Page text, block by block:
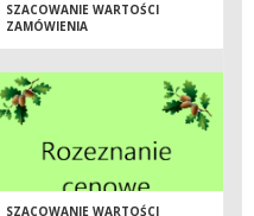
SZACOWANIE WARTOŚCI
ZAMÓWIENIA
SZACOWANIE WARTOŚCI